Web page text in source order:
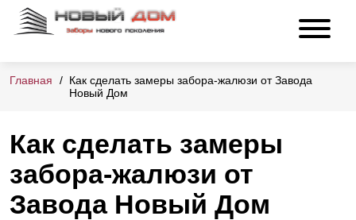
Главная
Как сделать замеры забора-жалюзи от Завода
Новый Дом
Как сделать замеры
забора-жалюзи от
Завода Новый Дом